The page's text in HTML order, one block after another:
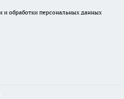
и обработки персональных данных